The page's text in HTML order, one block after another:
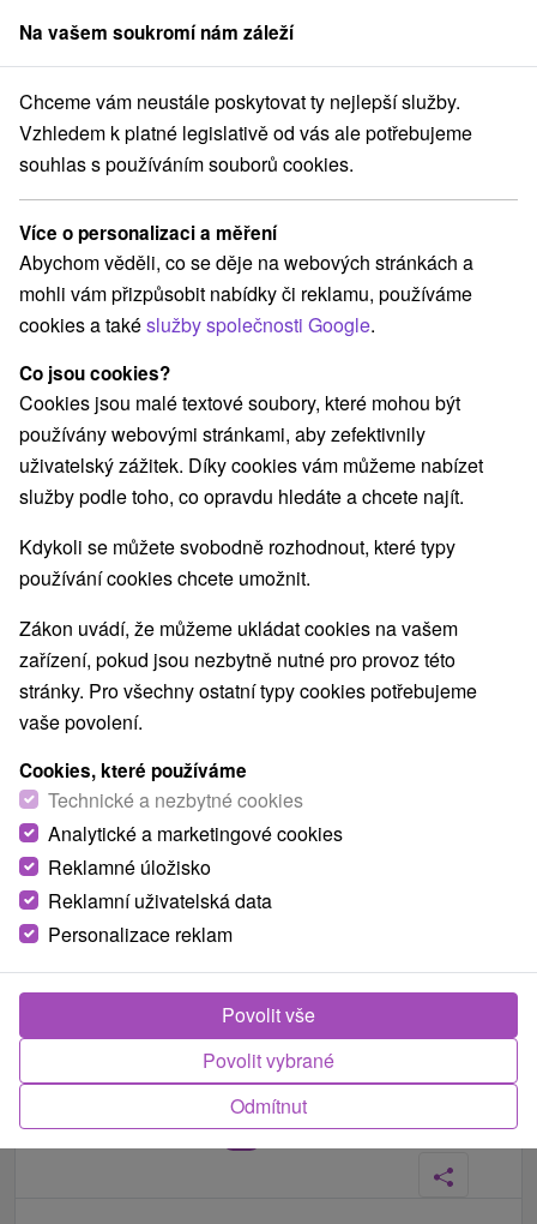
člen skupinySorger
Nejoblíbenější pobyt Léčebný pobyt DR.KLASIK: Zdraví a relax v
Nejoblíbenější pobyt Léčebný
pobyt DR.KLASIK: Zdraví a relax v
lázních
Lázně Trenčianske Teplice Trenčianske Teplice
Navigovat do místa
vynikající 940 recenzí
Fotografie od zákazníků+12
Na vašem soukromí nám záleží
Chceme vám neustále poskytovat ty nejlepší služby.
Vzhledem k platné legislativě od vás ale potřebujeme
souhlas s používáním souborů cookies.
Více o personalizaci a měření
Abychom věděli, co se děje na webových stránkách a
mohli vám přizpůsobit nabídky či reklamu, používáme
cookies a takéslužby společnosti Google.
Co jsou cookies?
Cookies jsou malé textové soubory, které mohou být
používány webovými stránkami, aby zefektivnily
uživatelský zážitek. Díky cookies vám můžeme nabízet
služby podle toho, co opravdu hledáte a chcete najít.
Kdykoli se můžete svobodně rozhodnout, které typy
používání cookies chcete umožnit.
Zákon uvádí, že můžeme ukládat cookies na vašem
zařízení, pokud jsou nezbytně nutné pro provoz této
stránky. Pro všechny ostatní typy cookies potřebujeme
vaše povolení.
Cookies, které používáme
Technické a nezbytné cookies
Analytické a marketingové cookies
Reklamné úložisko
Reklamní uživatelská data
Personalizace reklam
Odmítnut
Povolit vybrané
Povolit vše